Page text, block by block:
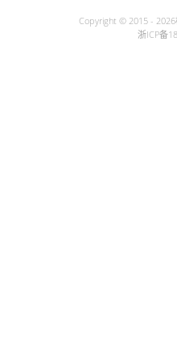
Copyright © 2015 - 2026
浙ICP备